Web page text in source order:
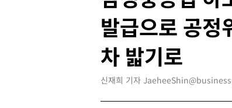
발급으로 공정
차 밟기로
신재희 기자